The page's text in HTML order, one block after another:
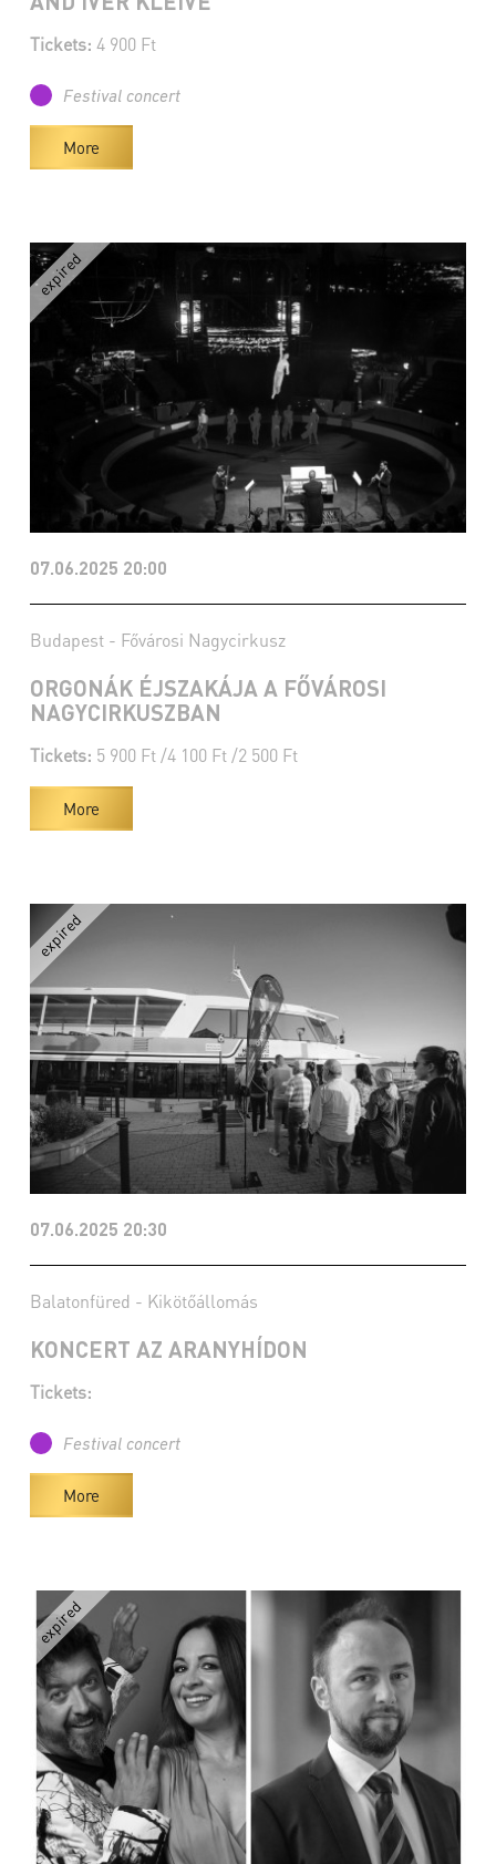
Tickets: 4 900 Ft
Festival concert
More
07.06.2025 20:00
Budapest - Fővárosi Nagycirkusz
ORGONÁK ÉJSZAKÁJA A FŐVÁROSI
NAGYCIRKUSZBAN
Tickets: 5 900 Ft /4 100 Ft /2 500 Ft
More
07.06.2025 20:30
Balatonfüred - Kikötőállomás
KONCERT AZ ARANYHÍDON
Tickets:
Festival concert
More